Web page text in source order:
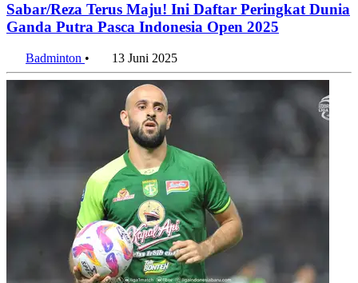
Sabar/Reza Terus Maju! Ini Daftar Peringkat Dunia
Ganda Putra Pasca Indonesia Open 2025
Badminton • 13 Juni 2025